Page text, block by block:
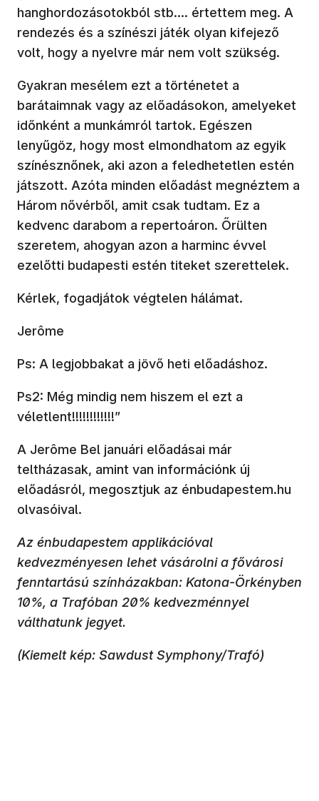
hanghordozásotokból stb.... értettem meg. A
rendezés és a színészi játék olyan kifejező
volt, hogy a nyelvre már nem volt szükség.
Gyakran mesélem ezt a történetet a
barátaimnak vagy az előadásokon, amelyeket
időnként a munkámról tartok. Egészen
lenyűgöz, hogy most elmondhatom az egyik
színésznőnek, aki azon a feledhetetlen estén
játszott. Azóta minden előadást megnéztem a
Három nővérből, amit csak tudtam. Ez a
kedvenc darabom a repertoáron. Őrülten
szeretem, ahogyan azon a harminc évvel
ezelőtti budapesti estén titeket szerettelek.
Kérlek, fogadjátok végtelen hálámat.
Jerôme
Ps: A legjobbakat a jövő heti előadáshoz.
Ps2: Még mindig nem hiszem el ezt a
véletlent!!!!!!!!!!!!”
A Jerôme Bel januári előadásai már
teltházasak, amint van információnk új
előadásról, megosztjuk az énbudapestem.hu
olvasóival.
Az énbudapestem applikációval
kedvezményesen lehet vásárolni a fővárosi
fenntartású színházakban: Katona-Örkényben
10%, a Trafóban 20% kedvezménnyel
válthatunk jegyet.
(Kiemelt kép: Sawdust Symphony/Trafó)